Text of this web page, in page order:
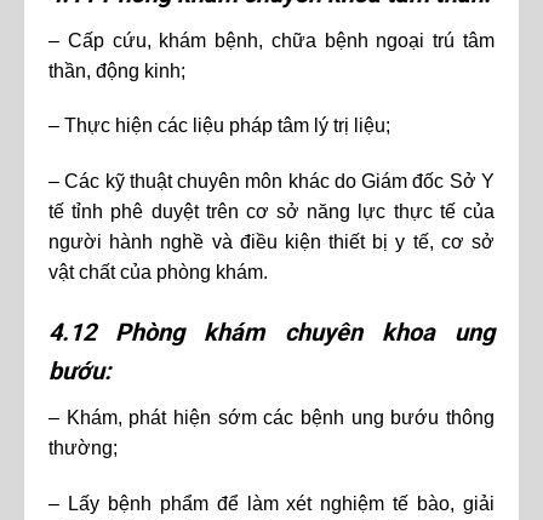
– Cấp cứu, khám bệnh, chữa bệnh ngoại trú tâm
thần, động kinh;
– Thực hiện các liệu pháp tâm lý trị liệu;
– Các kỹ thuật chuyên môn khác do Giám đốc Sở Y
tế tỉnh phê duyệt trên cơ sở năng lực thực tế của
người hành nghề và điều kiện thiết bị y tế, cơ sở
vật chất của phòng khám.
4.12 Phòng khám chuyên khoa ung
bướu:
– Khám, phát hiện sớm các bệnh ung bướu thông
thường;
– Lấy bệnh phẩm để làm xét nghiệm tế bào, giải